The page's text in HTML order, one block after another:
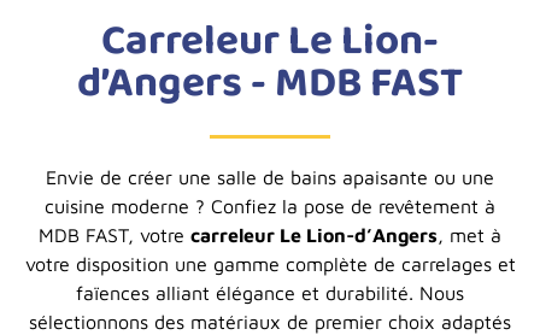
Carreleur Le Lion-
d’Angers - MDB FAST
Envie de créer une salle de bains apaisante ou une
cuisine moderne ? Confiez la pose de revêtement à
MDB FAST, votre carreleur Le Lion-d’Angers, met à
votre disposition une gamme complète de carrelages et
faïences alliant élégance et durabilité. Nous
sélectionnons des matériaux de premier choix adaptés